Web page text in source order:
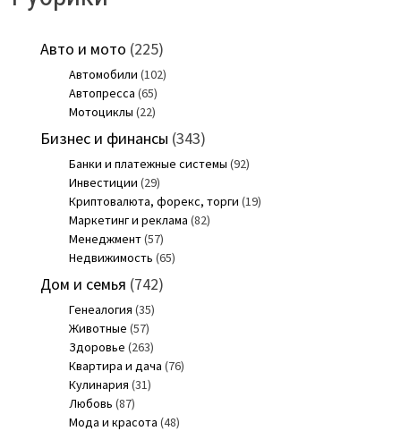
Авто и мото (225)
Автомобили (102)
Автопресса (65)
Мотоциклы (22)
Бизнес и финансы (343)
Банки и платежные системы (92)
Инвестиции (29)
Криптовалюта, форекс, торги (19)
Маркетинг и реклама (82)
Менеджмент(57)
Недвижимость (65)
Дом и семья (742)
Генеалогия (35)
Животные (57)
Здоровье (263)
Квартира и дача (76)
Кулинария (31)
Любовь (87)
Мода и красота (48)